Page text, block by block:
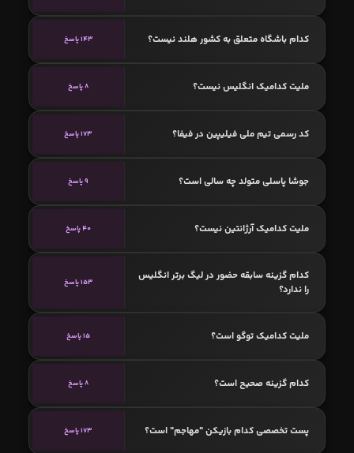
کدام باشگاه متعلق به کشور هلند نیست؟ 143 پاسخ
ملیت کدامیک انگلیس نیست؟ 8 پاسخ
کد رسمی تیم ملی فیلیپین در فیفا؟ 173 پاسخ
جوشا پاسلی متولد چه سالی است؟ 9 پاسخ
ملیت کدامیک آرژانتین نیست؟ 40 پاسخ
کدام گزینه سابقه حضور در لیگ برتر انگلیس
را ندارد؟
153 پاسخ
ملیت کدامیک توگو است؟ 15 پاسخ
کدام گزینه صحیح است؟ 8 پاسخ
پست تخصصی کدام بازیکن "مهاجم" است؟ 173 پاسخ